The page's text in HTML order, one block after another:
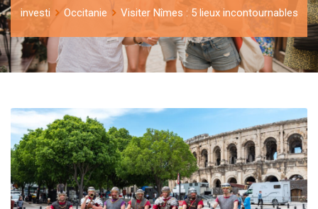
investi
Occitanie Visiter Nîmes : 5 lieux incontournables